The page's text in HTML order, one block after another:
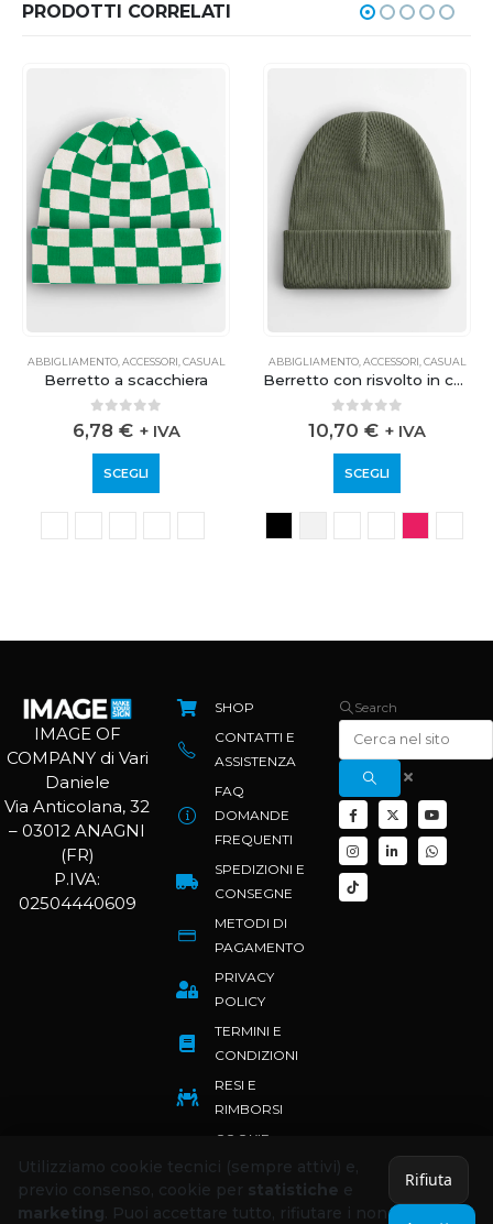
PRODOTTI CORRELATI
ABBIGLIAMENTO, ACCESSORI CASUAL
Berretto a scacchiera
0out of 5
6,78 € + IVA
SCEGLI
ABBIGLIAMENTO, ACCESSORI CASUAL
Berretto con risvolto in cotone organico
0out of 5
10,70 € + IVA
SCEGLI
IMAGE OF
COMPANY di Vari
Daniele
Via Anticolana, 32
– 03012 ANAGNI
(FR)
P.IVA:
02504440609
SHOP
CONTATTI E
ASSISTENZA
FAQ
DOMANDE
FREQUENTI
SPEDIZIONI E
CONSEGNE
METODI DI
PAGAMENTO
PRIVACY
POLICY
TERMINI E
CONDIZIONI
RESI E
RIMBORSI
COOKIE
POLICY
Search
Utilizziamo cookie tecnici (sempre attivi) e,
previo consenso, cookie per statistiche e
marketing. Puoi accettare tutto, rifiutare i non
Rifiuta